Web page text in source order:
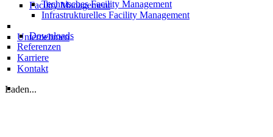
Facility Management
Technisches Facility Management
Infrastrukturelles Facility Management
Unternehmen
Downloads
Referenzen
Karriere
Kontakt
Laden...